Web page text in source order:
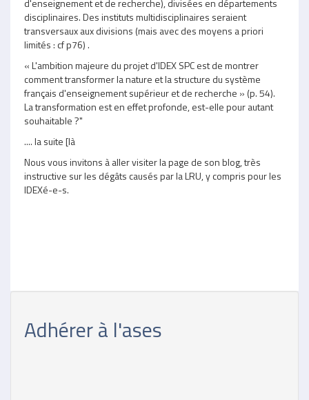
d'enseignement et de recherche), divisées en départements
disciplinaires. Des instituts multidisciplinaires seraient
transversaux aux divisions (mais avec des moyens a priori
limités : cf p76) .
« L'ambition majeure du projet d'IDEX SPC est de montrer
comment transformer la nature et la structure du système
français d'enseignement supérieur et de recherche » (p. 54).
La transformation est en effet profonde, est-elle pour autant
souhaitable ?"
.... la suite [là
Nous vous invitons à aller visiter la page de son blog, très
instructive sur les dégâts causés par la LRU, y compris pour les
IDEXé-e-s.
Adhérer à l'ases